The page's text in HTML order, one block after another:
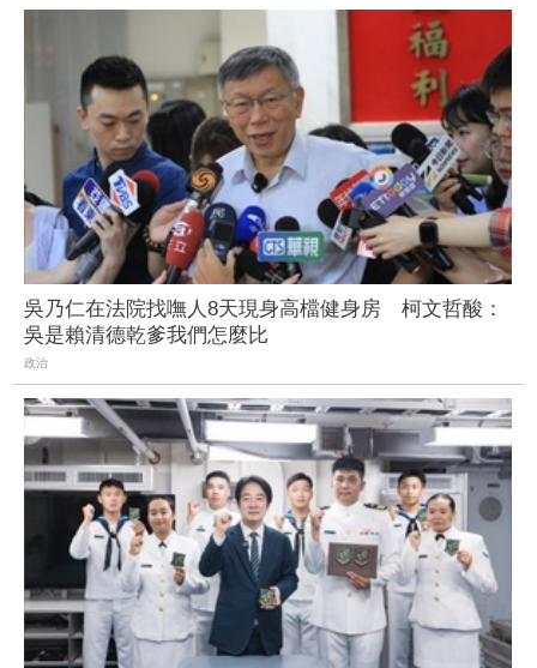
吳乃仁在法院找嘸人8天現身高檔健身房 柯文哲酸：
吳是賴清德乾爹我們怎麼比
政治